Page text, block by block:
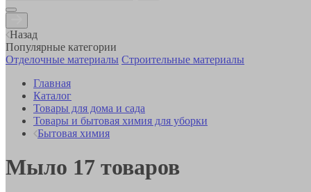
Назад
Популярные категории
Отделочные материалы Строительные материалы
Главная
Каталог
Товары для дома и сада
Товары и бытовая химия для уборки
Бытовая химия
Мыло 17 товаров